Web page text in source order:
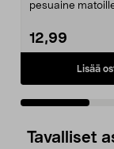
pesuaine
12,99
Lisää
Tavalliset